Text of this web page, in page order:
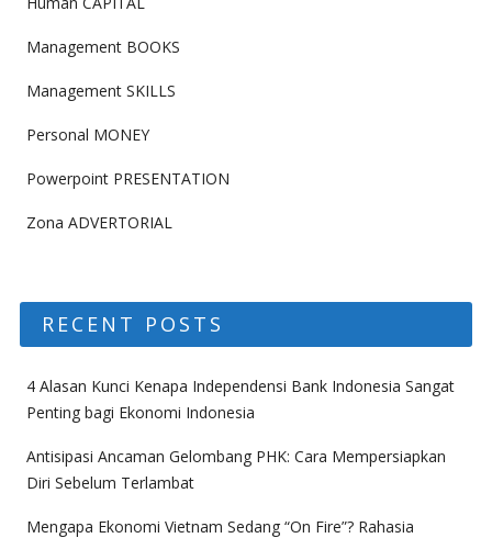
Management BOOKS
Management SKILLS
Personal MONEY
Powerpoint PRESENTATION
Zona ADVERTORIAL
RECENT POSTS
4 Alasan Kunci Kenapa Independensi Bank Indonesia Sangat
Penting bagi Ekonomi Indonesia
Antisipasi Ancaman Gelombang PHK: Cara Mempersiapkan
Diri Sebelum Terlambat
Mengapa Ekonomi Vietnam Sedang “On Fire”? Rahasia